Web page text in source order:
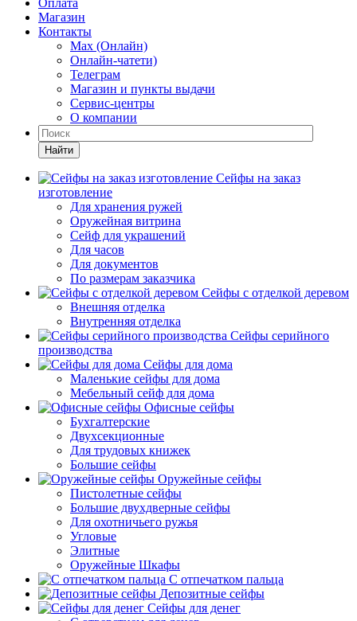
Оплата
Магазин
Контакты
Max (Онлайн)
Онлайн-чатети)
Телеграм
Магазин и пункты выдачи
Сервис-центры
О компании
Найти
Сейфы на заказ
изготовление
Для хранения ружей
Оружейная витрина
Сейф для украшений
Для часов
Для документов
По размерам заказчика
Сейфы с отделкой деревом
Внешняя отделка
Внутренняя отделка
Сейфы серийного
производства
Сейфы для дома
Маленькие сейфы для дома
Мебельный сейф для дома
Офисные сейфы
Бухгалтерские
Двухсекционные
Для трудовых книжек
Большие сейфы
Оружейные сейфы
Пистолетные сейфы
Большие двухдверные сейфы
Для охотничьего ружья
Угловые
Элитные
Оружейные Шкафы
С отпечатком пальца
Депозитные сейфы
Сейфы для денег